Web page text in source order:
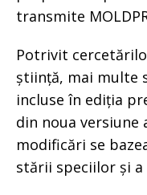
transmite
Potrivit
știință, mai multe
incluse în ediția
din noua versiune
modificări se
stării speciilor și